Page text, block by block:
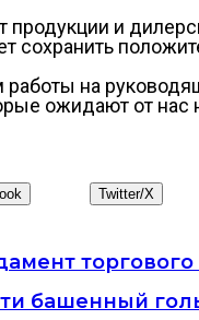
продукции и
сохранить
на
ожидают от
Twitter/X
башенный